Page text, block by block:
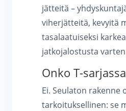
jätteitä –
viherjätteitä, kevyitä
tasalaatuiseksi
jatkojalostusta
Onko T-
Ei. Seulaton rakenne
tarkoituksellinen: se